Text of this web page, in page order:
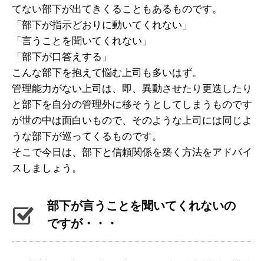
てない部下が出てきくることもあるものです。
「部下が指示どおりに動いてくれない」
「言うことを聞いてくれない」
「部下が口答えする」
こんな部下を抱えて悩む上司も多いはず。
管理能力がない上司は、即、異動させたり更迭したり
と部下を自分の管理外に移そうとしてしまうものです
が世の中は面白いもので、そのような上司には同じよ
うな部下が巡ってくるものです。
そこで今日は、部下と信頼関係を築く方法をアドバイ
スしましょう。
部下が言うことを聞いてくれないの
ですが・・・